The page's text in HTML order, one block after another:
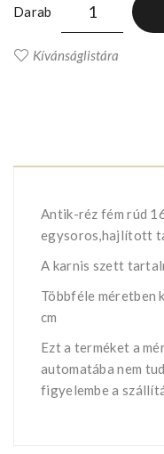
Darab
Kívánságlistára
Antik-réz fém rúd
egysoros,hajlított
A karnis szett
Többféle méretben
cm
Ezt a terméket a
automatába nem
figyelembe a